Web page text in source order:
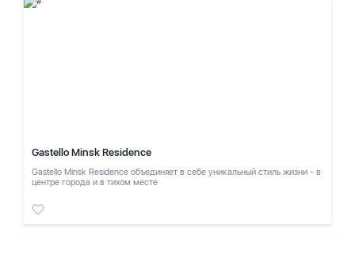
Gastello Minsk Residence
Gastello Minsk Residence объединяет в себе уникальный стиль жизни - в
центре города и в тихом месте